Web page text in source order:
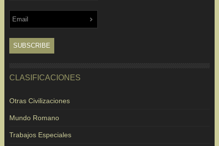
CLASIFICACIONES
Otras Civilizaciones
Mundo Romano
Trabajos Especiales